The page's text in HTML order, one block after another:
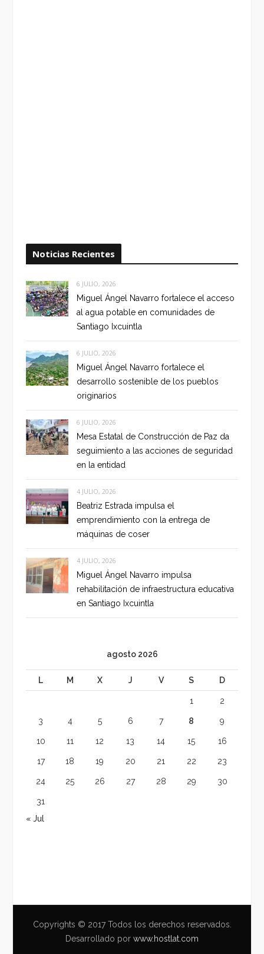
Noticias Recientes
6 JULIO, 2026
Miguel Ángel Navarro fortalece el acceso
al agua potable en comunidades de
Santiago Ixcuintla
6 JULIO, 2026
Miguel Ángel Navarro fortalece el
desarrollo sostenible de los pueblos
originarios
6 JULIO, 2026
Mesa Estatal de Construcción de Paz da
seguimiento a las acciones de seguridad
en la entidad
4 JULIO, 2026
Beatriz Estrada impulsa el
emprendimiento con la entrega de
máquinas de coser
4 JULIO, 2026
Miguel Ángel Navarro impulsa
rehabilitación de infraestructura educativa
en Santiago Ixcuintla
agosto 2026
L M X J V S D
1 2
3 4 5 6 7 8 9
10 11 12 13 14 15 16
17 18 19 20 21 22 23
24 25 26 27 28 29 30
31
« Jul
Copyrights © 2017 Todos los derechos reservados.
Desarrollado por www.hostlat.com